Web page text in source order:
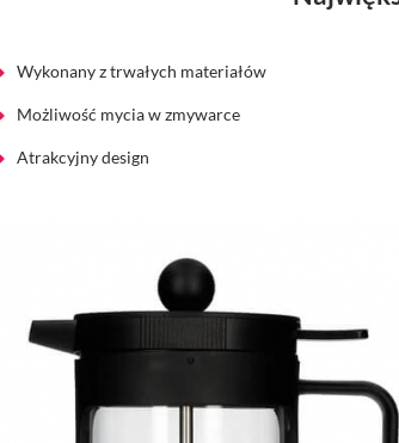
Wykonany z trwałych materiałów
Możliwość mycia w zmywarce
Atrakcyjny design